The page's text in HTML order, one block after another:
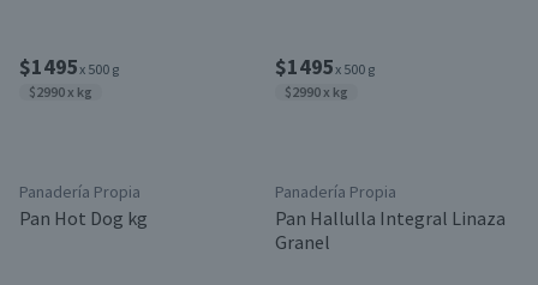
$1495x 500 g
$2990 x kg
Panadería Propia
Pan Hot Dog kg
$1495x 500 g
$2990 x kg
Panadería Propia
Pan Hallulla Integral Linaza
Granel